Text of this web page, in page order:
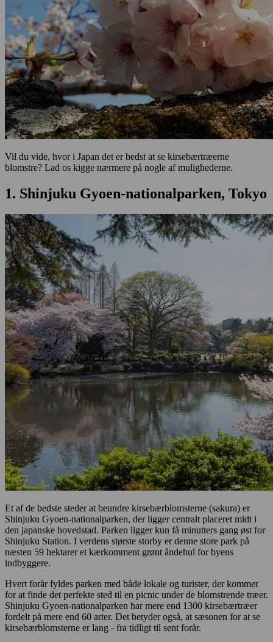
Vil du vide, hvor i Japan det er bedst at se kirsebærtræerne
blomstre? Lad os kigge nærmere på nogle af mulighederne.
1. Shinjuku Gyoen-nationalparken, Tokyo
Et af de bedste steder at beundre kirsebærblomsterne (sakura) er
Shinjuku Gyoen-nationalparken, der ligger centralt placeret midt i
den japanske hovedstad. Parken ligger kun få minutters gang øst for
Shinjuku Station. I verdens største storby er denne store park på
næsten 59 hektarer et kærkomment grønt åndehul for byens
indbyggere.
Hvert forår fyldes parken med både lokale og turister, der kommer
for at finde det perfekte sted til en picnic under de blomstrende træer.
Shinjuku Gyoen-nationalparken har mere end 1300 kirsebærtræer
fordelt på mere end 60 arter. Det betyder også, at sæsonen for at se
kirsebærblomsterne er lang - fra tidligt til sent forår.